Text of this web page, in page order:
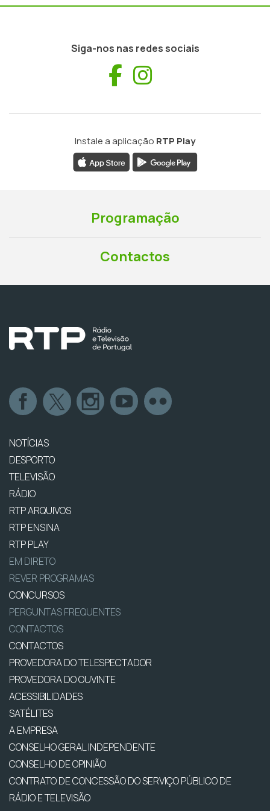
Siga-nos nas redes sociais
Facebook
Instale a aplicação RTP Play
Programação
Contactos
NOTÍCIAS
DESPORTO
TELEVISÃO
RÁDIO
RTP ARQUIVOS
RTP ENSINA
RTP PLAY
EM DIRETO
REVER PROGRAMAS
CONCURSOS
PERGUNTAS FREQUENTES
CONTACTOS
CONTACTOS
PROVEDORA DO TELESPECTADOR
PROVEDORA DO OUVINTE
ACESSIBILIDADES
SATÉLITES
A EMPRESA
CONSELHO GERAL INDEPENDENTE
CONSELHO DE OPINIÃO
CONTRATO DE CONCESSÃO DO SERVIÇO PÚBLICO DE
RÁDIO E TELEVISÃO